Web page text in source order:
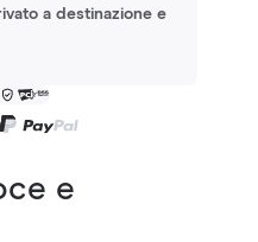
a destinazione e
e